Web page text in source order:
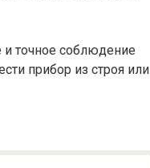
точное соблюдение
прибор из строя или